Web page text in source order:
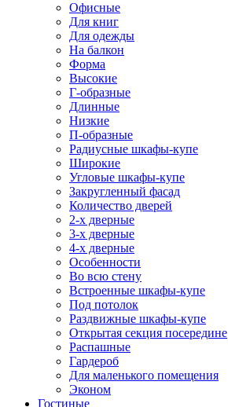
Офисные
Для книг
Для одежды
На балкон
Форма
Высокие
Г-образные
Длинные
Низкие
П-образные
Радиусные шкафы-купе
Широкие
Угловые шкафы-купе
Закругленный фасад
Количество дверей
2-х дверные
3-х дверные
4-х дверные
Особенности
Во всю стену
Встроенные шкафы-купе
Под потолок
Раздвижные шкафы-купе
Открытая секция посередине
Распашные
Гардероб
Для маленького помещения
Эконом
Гостиные